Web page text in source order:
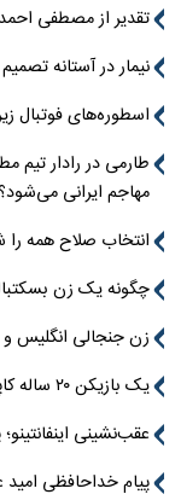
تقدیر از مصطفی
نیمار در آستانه
اسطوره‌های فوتبال
طارمی در رادار تیم
مهاجم ایرانی
انتخاب صلاح همه را
چگونه یک زن
زن جنجالی انگلیس و
یک بازیکن ۲۰ ساله کاپیتان جدید استقلال
عقب‌نشینی
پیام خداحافظی